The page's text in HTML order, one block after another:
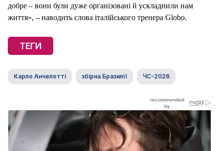
добре – вони були дуже організовані й ускладнили нам
життя», – наводить слова італійського тренера Globo.
ТЕГИ
Карло Анчелотті збірна Бразилії ЧС-2026